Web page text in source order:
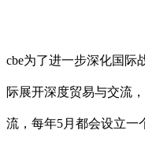
cbe为了进一步深化国际
际展开深度贸易与交流
流，每年5月都会设立一